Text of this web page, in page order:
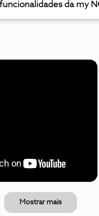
funcionalidades da my
Mostrar mais